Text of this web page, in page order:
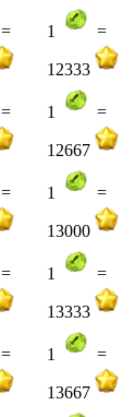
= 1 =
12333
= 1 =
12667
= 1 =
13000
= 1 =
13333
= 1 =
13667